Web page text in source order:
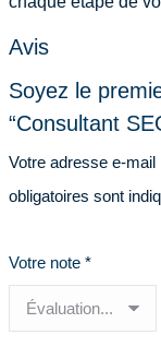
Avis
Soyez le
“Consultant
Votre adresse e-mail
obligatoires sont
Votre note *